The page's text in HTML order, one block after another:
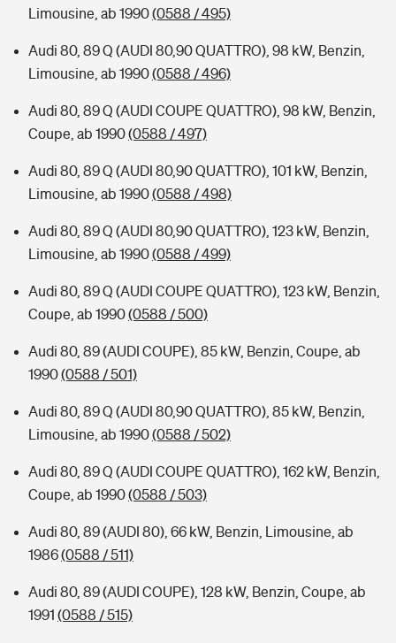
Limousine, ab 1990(0588 / 495)
Audi 80, 89 Q (AUDI 80,90 QUATTRO), 98 kW, Benzin,
Limousine, ab 1990(0588 / 496)
Audi 80, 89 Q (AUDI COUPE QUATTRO), 98 kW, Benzin,
Coupe, ab 1990(0588 / 497)
Audi 80, 89 Q (AUDI 80,90 QUATTRO), 101 kW, Benzin,
Limousine, ab 1990(0588 / 498)
Audi 80, 89 Q (AUDI 80,90 QUATTRO), 123 kW, Benzin,
Limousine, ab 1990(0588 / 499)
Audi 80, 89 Q (AUDI COUPE QUATTRO), 123 kW, Benzin,
Coupe, ab 1990(0588 / 500)
Audi 80, 89 (AUDI COUPE), 85 kW, Benzin, Coupe, ab
1990(0588 / 501)
Audi 80, 89 Q (AUDI 80,90 QUATTRO), 85 kW, Benzin,
Limousine, ab 1990(0588 / 502)
Audi 80, 89 Q (AUDI COUPE QUATTRO), 162 kW, Benzin,
Coupe, ab 1990(0588 / 503)
Audi 80, 89 (AUDI 80), 66 kW, Benzin, Limousine, ab
1986(0588 / 511)
Audi 80, 89 (AUDI COUPE), 128 kW, Benzin, Coupe, ab
1991 (0588 / 515)